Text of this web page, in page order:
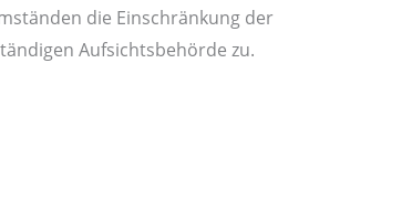
die Einschränkung der
Aufsichtsbehörde zu.